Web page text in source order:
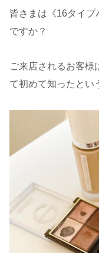
皆さまは《16タイ
ですか？
ご来店されるお客
て初めて知ったとい